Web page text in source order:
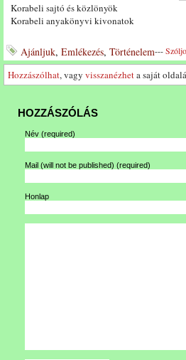
Korabeli sajtó és közlönyök
Korabeli anyakönyvi kivonatok
Ajánljuk, Emlékezés, Történelem---
Hozzászólhat, vagy visszanézheta saját
HOZZÁSZÓLÁS
Név (required)
Mail (will not be published) (required)
Honlap